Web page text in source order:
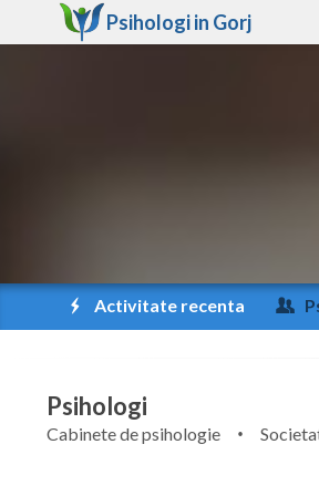
Psihologi in Gorj
Activitate recenta
Psihologi
Cabinete de psihologie